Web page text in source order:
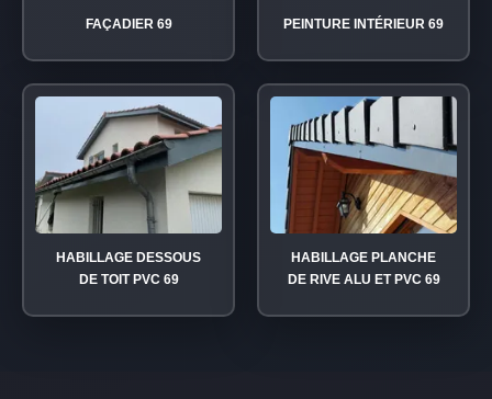
FAÇADIER 69 PEINTURE INTÉRIEUR 69
HABILLAGE DESSOUS
DE TOIT PVC 69
HABILLAGE PLANCHE
DE RIVE ALU ET PVC 69